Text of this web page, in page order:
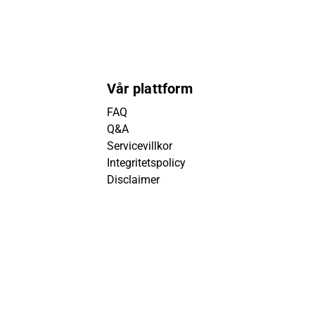
Vår plattform
FAQ
Q&A
Servicevillkor
Integritetspolicy
Disclaimer